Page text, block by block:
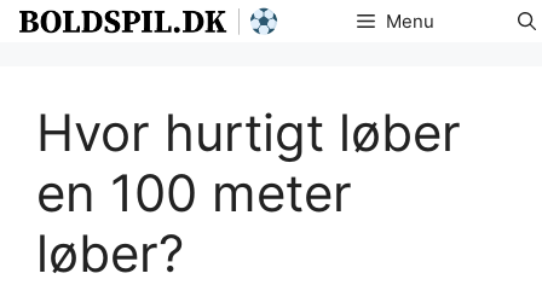
Hop
Menu
Hvor hurtigt løber
en 100 meter
løber?